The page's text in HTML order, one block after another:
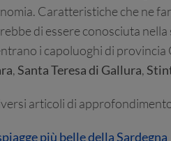
Caratteristiche che ne
di essere conosciuta
i capoluoghi di provincia
,Santa Teresa di Gallura,
articoli di
più belle della Sardegna